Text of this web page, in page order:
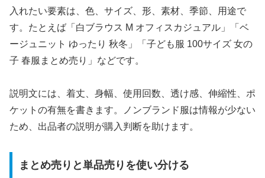
入れたい要素は、色、サイズ、形、素材、季節、用途で
す。たとえば「白ブラウス M オフィスカジュアル」「ベ
ージュニット ゆったり 秋冬」「子ども服 100サイズ 女の
子 春服まとめ売り」などです。
説明文には、着丈、身幅、使用回数、透け感、伸縮性、ポ
ケットの有無を書きます。ノンブランド服は情報が少ない
ため、出品者の説明が購入判断を助けます。
まとめ売りと単品売りを使い分ける